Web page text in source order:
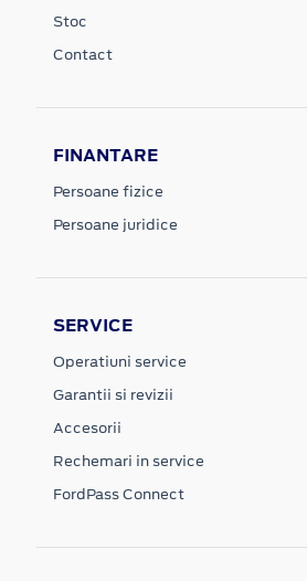
Stoc
Contact
FINANTARE
Persoane fizice
Persoane juridice
SERVICE
Operatiuni service
Garantii si revizii
Accesorii
Rechemari in service
FordPass Connect